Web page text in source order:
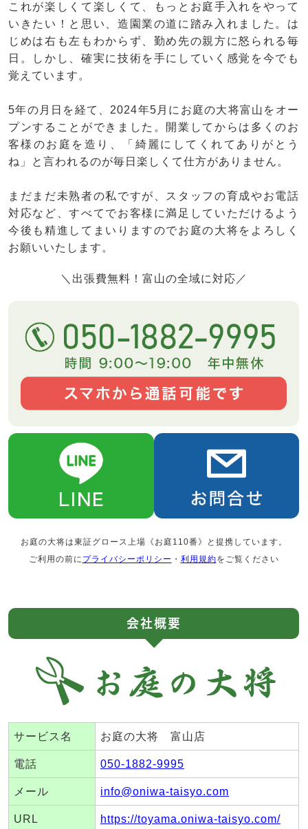
これが楽しくて楽しくて、もっとお庭手入れをやって
いきたい！と思い、造園業の道に踏み入れました。は
じめは右も左もわからず、勤め先の親方に怒られる毎
日。しかし、確実に技術を手にしていく感覚を今でも
覚えています。
5年の月日を経て、2024年5月にお庭の大将富山をオー
プンすることができました。開業してからは多くのお
客様のお庭を造り、「綺麗にしてくれてありがとう
ね」と言われるのが毎日楽しくて仕方がありません。
まだまだ未熟者の私ですが、スタッフの育成やお電話
対応など、すべてでお客様に満足していただけるよう
今後も精進してまいりますのでお庭の大将をよろしく
お願いいたします。
＼出張費無料！富山の全域に対応／
お庭の大将は東証グロース上場《お庭110番》と提携しています。
ご利用の前に プライバシーポリシー ・ 利用規約をご覧ください
会社概要
サービス名 お庭の大将 富山店
電話 050-1882-9995
メール info@oniwa-taisyo.com
URL https://toyama.oniwa-taisyo.com/